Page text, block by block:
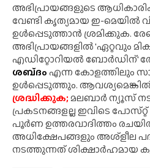
അഭിപ്രായങ്ങളുടെ
വേണ്ടി കൃത്യമായ ഇ-മെയിൽ
ഉൾപ്പെടുത്താൻ ശ്രമിക്കുക.
അഭിപ്രായങ്ങളിൽ 'ഏറ്റവും
എഡിറ്റോറിയൽ ബോർഡിന്'
ശബ്‌ദംഎന്ന കോളത്തിലും
ഉൾപ്പെടുത്തും. ആവശ്യമെങ്കിൽ
ശ്രദ്ധിക്കുക;മലബാർ ന്യൂസ്
പ്രകടനങ്ങളല്ല ഇവിടെ
പൂർണ ഉത്തരവാദിത്തം
അധിക്ഷേപങ്ങളും അശ്‌ളീല
നടത്തുന്നത് ശിക്ഷാർഹമായ